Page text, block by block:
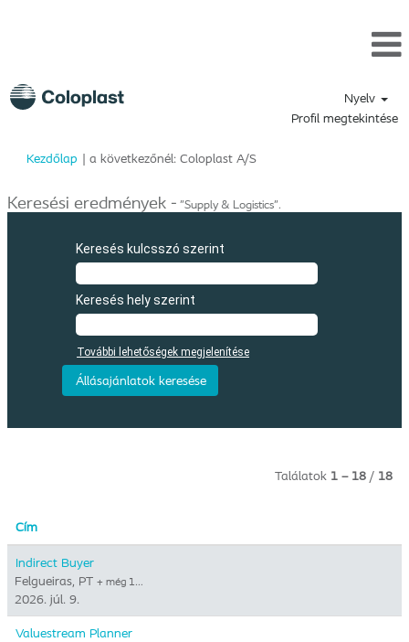
Nyelv
Profil megtekintése
Kezdőlap | a következőnél: Coloplast A/S(aktuális
Keresési eredmények - "Supply & Logistics".
Keresés kulcsszó szerint
Keresés hely szerint
További lehetőségek megjelenítése
Találatok 1 – 18 / 18
Cím
Indirect Buyer
Felgueiras, PT + még 1…
2026. júl. 9.
Valuestream Planner